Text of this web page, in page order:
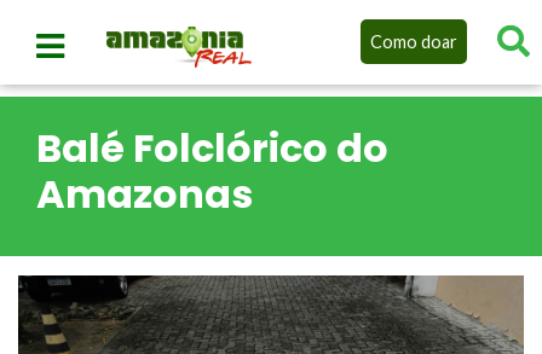
Como doar
Balé Folclórico do
Amazonas